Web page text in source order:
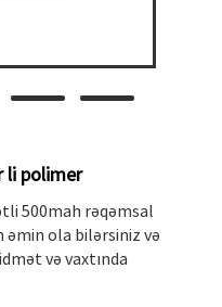
li polimer
500mah rəqəmsal
əmin ola bilərsiniz və
və vaxtında